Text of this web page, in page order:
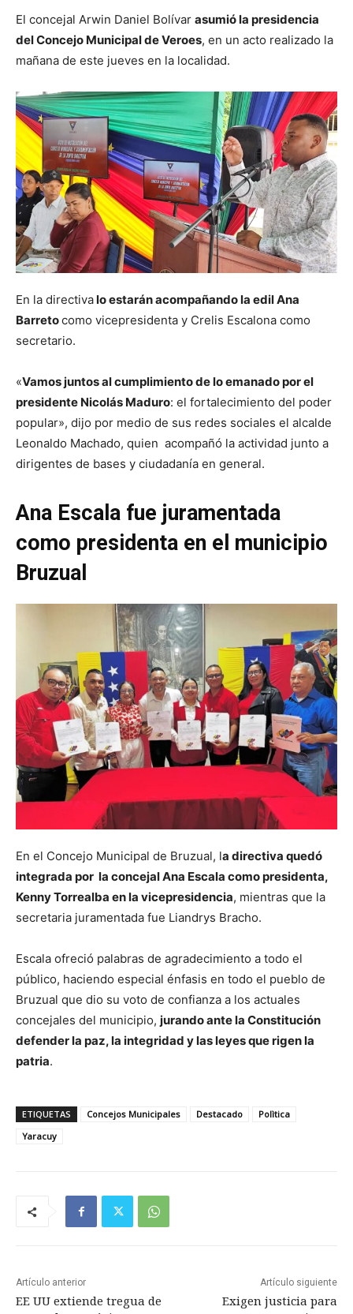
El concejal Arwin Daniel Bolívar asumió la presidencia
del Concejo Municipal de Veroes, en un acto realizado la
mañana de este jueves en la localidad.
En la directivalo estarán acompañando la edil Ana
Barretocomo vicepresidenta y Crelis Escalona como
secretario.
«Vamos juntos al cumplimiento de lo emanado por el
presidente Nicolás Maduro: el fortalecimiento del poder
popular», dijo por medio de sus redes sociales el alcalde
Leonaldo Machado, quien acompañó la actividad junto a
dirigentes de bases y ciudadanía en general.
Ana Escala fue juramentada
como presidenta en el municipio
Bruzual
En el Concejo Municipal de Bruzual, la directiva quedó
integrada por la concejal Ana Escala como presidenta,
Kenny Torrealba en la vicepresidencia, mientras que la
secretaria juramentada fue Liandrys Bracho.
Escala ofreció palabras de agradecimiento a todo el
público, haciendo especial énfasis en todo el pueblo de
Bruzual que dio su voto de confianza a los actuales
concejales del municipio, jurando ante la Constitución
defender la paz, la integridad y las leyes que rigen la
patria.
ETIQUETAS Concejos Municipales Destacado
Polìtica
Yaracuy
Artículo anterior
EE UU extiende tregua de
Artículo siguiente
Exigen justicia para